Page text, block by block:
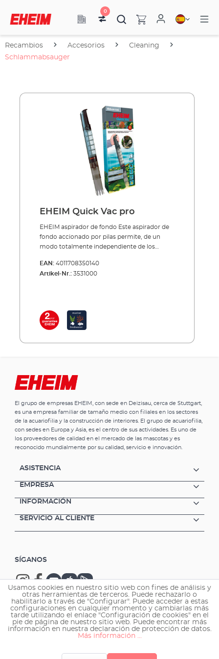
0
Recambios Accesorios
Cleaning
Schlammabsauger
EHEIM Quick Vac pro
EHEIM aspirador de fondo Este aspirador de
fondo accionado por pilas permite, de un
modo totalmente independiente de los
limpieza del suelo del acuario. La potencia del
aspirador está ajustada de tal manera que se
retiene la suciedad y devuelve el agua
inmediatamente al acuario. Dicho elemento
limpieza intermedia del fondo (independiente
inmediatamente al acuario Pilas incluidas
EAN: 4011708350140
Artikel-Nr.: 3531000
El grupo de empresas EHEIM, con sede en Deizisau, cerca de Stuttgart,
es una empresa familiar de tamaño medio con filiales en los sectores
de la acuariofilia y la construcción de interiores. El grupo de acuariofilia,
con sedes en Europa y Asia, es el centro de sus actividades. Es uno de
los proveedores de calidad en el mercado de las mascotas y es
reconocido mundialmente por su calidad, servicio e innovación.
ASISTENCIA
EMPRESA
INFORMACIÓN
SERVICIO AL CLIENTE
SÍGANOS
Copyright © 2026 EHEIM GmbH & Co. KG.
Usamos cookies en nuestro sitio web con fines de análisis y
otras herramientas de terceros. Puede rechazarlo o
habilitarlo a través de "Configurar". Puede acceder a estas
configuraciones en cualquier momento y cambiarlas más
tarde utilizando el enlace "Configuración de cookies" en el
pie de página de nuestro sitio web. Puede encontrar más
información en nuestra declaración de protección de datos.
Más información ...